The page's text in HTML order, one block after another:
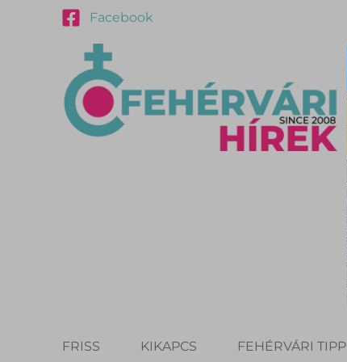
Facebook
FRISS KIKAPCS FEHÉRVÁRI TIPP